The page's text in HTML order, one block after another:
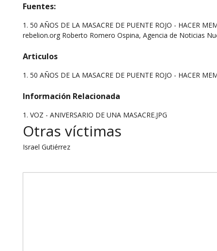
Fuentes:
1. 50 AÑOS DE LA MASACRE DE PUENTE ROJO - HACER
rebelion.org Roberto Romero Ospina, Agencia de Noticias
Articulos
1. 50 AÑOS DE LA MASACRE DE PUENTE ROJO - HACER
Información Relacionada
1. VOZ - ANIVERSARIO DE UNA MASACRE.JPG
Otras víctimas
Israel Gutiérrez